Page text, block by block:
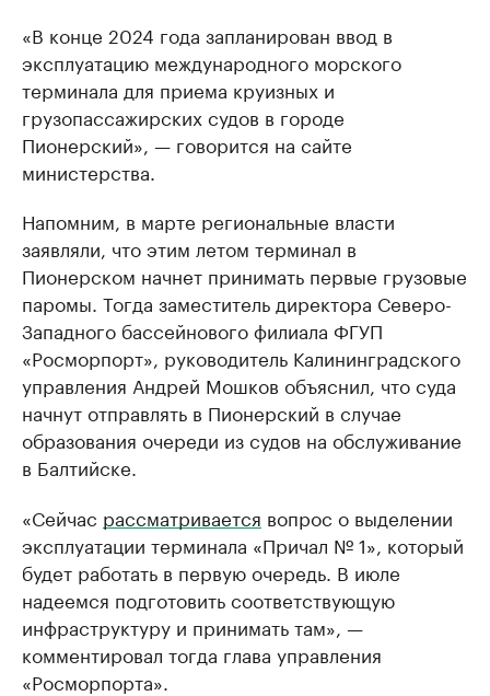
«В конце 2024 года запланирован ввод в
эксплуатацию международного морского
терминала для приема круизных и
грузопассажирских судов в городе
Пионерский», — говорится на сайте
министерства.
Напомним, в марте региональные власти
заявляли, что этим летом терминал в
Пионерском начнет принимать первые грузовые
паромы. Тогда заместитель директора Северо-
Западного бассейнового филиала ФГУП
«Росморпорт», руководитель Калининградского
управления Андрей Мошков объяснил, что суда
начнут отправлять в Пионерский в случае
образования очереди из судов на обслуживание
в Балтийске.
«Сейчас рассматривается вопрос о выделении
эксплуатации терминала «Причал № 1», который
будет работать в первую очередь. В июле
надеемся подготовить соответствующую
инфраструктуру и принимать там», —
комментировал тогда глава управления
«Росморпорта».